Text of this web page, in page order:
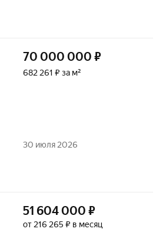
70 000 000 ₽
682 261 ₽ за м²
30 июля 2026
51 604 000 ₽
от 216 265 ₽ в месяц